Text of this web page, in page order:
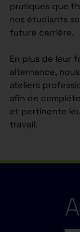
pratiques que
nos étudiants
future carrière.
En plus de leur
alternance,
ateliers
afin de
et pertinente
travail.